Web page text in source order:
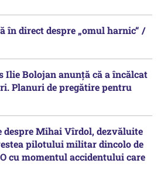
în direct despre „omul harnic“ /
Ilie Bolojan anunță că a încălcat
Planuri de pregătire pentru
Mihai Vîrdol, dezvăluite
pilotului militar dincolo de
cu momentul accidentului care